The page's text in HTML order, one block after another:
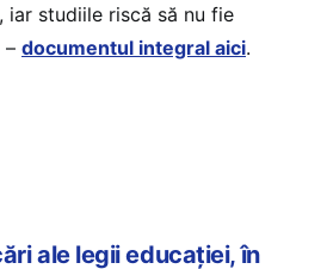
iar studiile riscă să nu fie
– documentul integral aici.
ale legii educației, în